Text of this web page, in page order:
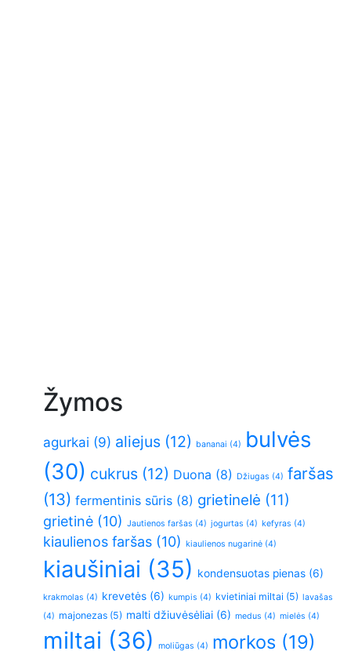
Žymos
agurkai (9) aliejus (12) bananai (4)
bulvės
(30) cukrus (12) Duona (8) Džiugas (4) faršas
(13) fermentinis sūris (8) grietinelė (11)
grietinė (10) Jautienos faršas (4) jogurtas (4) kefyras (4)
kiaulienos faršas (10) kiaulienos nugarinė (4)
kiaušiniai (35) kondensuotas pienas (6)
krakmolas (4) krevetės (6) kumpis (4) kvietiniai miltai (5) lavašas
(4) majonezas (5) malti džiuvėsėliai (6) medus (4) mielės (4)
miltai (36) moliūgas (4) morkos (19)